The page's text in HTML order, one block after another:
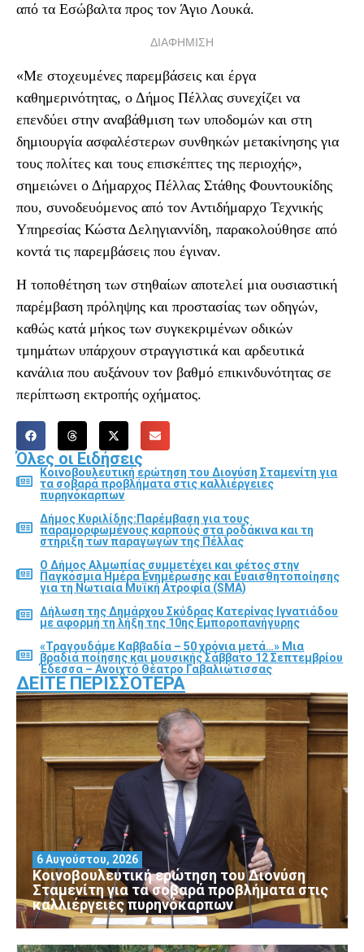
από τα Εσώβαλτα προς τον Άγιο Λουκά.
ΔΙΑΦΗΜΙΣΗ
«Με στοχευμένες παρεμβάσεις και έργα
καθημερινότητας, ο Δήμος Πέλλας συνεχίζει να
επενδύει στην αναβάθμιση των υποδομών και στη
δημιουργία ασφαλέστερων συνθηκών μετακίνησης για
τους πολίτες και τους επισκέπτες της περιοχής»,
σημειώνει ο Δήμαρχος Πέλλας Στάθης Φουντουκίδης
που, συνοδευόμενος από τον Αντιδήμαρχο Τεχνικής
Υπηρεσίας Κώστα Δεληγιαννίδη, παρακολούθησε από
κοντά τις παρεμβάσεις που έγιναν.
Η τοποθέτηση των στηθαίων αποτελεί μια ουσιαστική
παρέμβαση πρόληψης και προστασίας των οδηγών,
καθώς κατά μήκος των συγκεκριμένων οδικών
τμημάτων υπάρχουν στραγγιστικά και αρδευτικά
κανάλια που αυξάνουν τον βαθμό επικινδυνότητας σε
περίπτωση εκτροπής οχήματος.
Όλες οι Ειδήσεις
Κοινοβουλευτική ερώτηση του Διονύση Σταμενίτη για
τα σοβαρά προβλήματα στις καλλιέργειες
πυρηνόκαρπων
Δήμος Κυριλίδης:Παρέμβαση για τους
παραμορφωμένους καρπούς στα ροδάκινα και τη
στήριξη των παραγωγών της Πέλλας
Ο Δήμος Αλμωπίας συμμετέχει και φέτος στην
Παγκόσμια Ημέρα Ενημέρωσης και Ευαισθητοποίησης
για τη Νωτιαία Μυϊκή Ατροφία (SMA)
Δήλωση της Δημάρχου Σκύδρας Κατερίνας Ιγνατιάδου
με αφορμή τη λήξη της 10ης Εμποροπανήγυρης
«Τραγουδάμε Καββαδία – 50 χρόνια μετά…» Μια
βραδιά ποίησης και μουσικής Σάββατο 12 Σεπτεμβρίου
Έδεσσα – Ανοιχτό Θέατρο Γαβαλιώτισσας
ΔΕΊΤΕ ΠΕΡΙΣΣΌΤΕΡΑ
Κοινοβουλευτική ερώτηση του Διονύση
Σταμενίτη για τα σοβαρά προβλήματα στις
καλλιέργειες πυρηνόκαρπων
6 Αυγούστου, 2026